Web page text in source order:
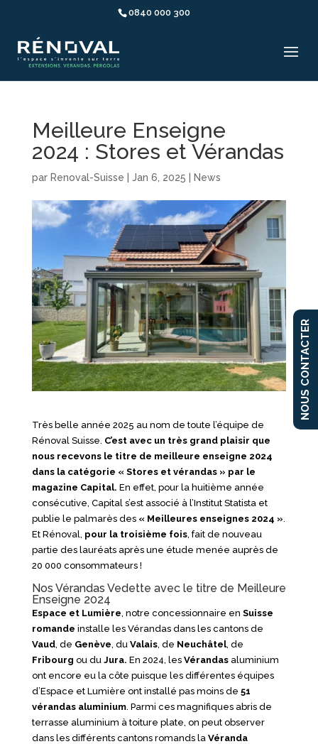
0840 000 300
Meilleure Enseigne
2024 : Stores et Vérandas
par Renoval-Suisse Jan 6, 2025 News
Très belle année 2025 au nom de toute l’équipe de
Rénoval Suisse. C’est avec un très grand plaisir que
nous recevons le titre de meilleure enseigne 2024
dans la catégorie « Stores et vérandas » par le
magazine Capital. En effet, pour la huitième année
consécutive, Capital s’est associé à l’Institut Statista et
publie le palmarès des « Meilleures enseignes 2024 »
Et Rénoval, pour la troisième fois, fait de nouveau
partie des lauréats après une étude menée auprès de
20 000 consommateurs !
Nos Vérandas Vedette avec le titre de Meilleure
Enseigne 2024
Espace et Lumière , notre concessionnaire en Suisse
romande installe les Vérandas dans les cantons de
Vaud, de Genève , du Valais, de Neuchâtel, de
Fribourg ou du Jura. En 2024, les Vérandasaluminium
ont encore eu la côte puisque les différentes équipes
d’Espace et Lumière ont installé pas moins de 51
vérandas aluminium. Parmi ces magnifiques abris de
terrasse aluminium à toiture plate, on peut observer
dans les différents cantons romands la Véranda
NOUS CONTACTER